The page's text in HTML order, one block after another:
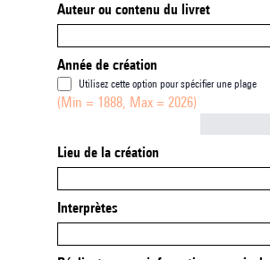
Auteur ou contenu du livret
Année de création
Utilisez cette option pour spécifier une plage
(Min = 1888, Max = 2026)
Lieu de la création
Interprètes